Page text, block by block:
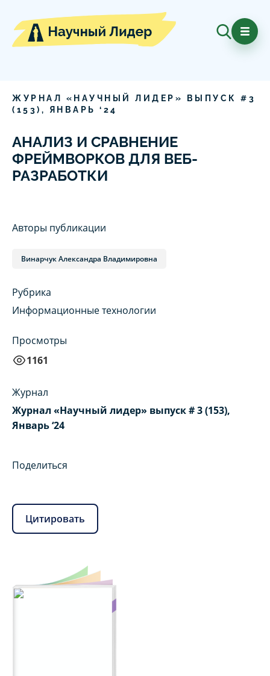
ЖУРНАЛ «НАУЧНЫЙ ЛИДЕР» ВЫПУСК # 3
( 153), ЯНВАРЬ ‘ 24
АНАЛИЗ И СРАВНЕНИЕ
ФРЕЙМВОРКОВ ДЛЯ ВЕБ-
РАЗРАБОТКИ
Авторы публикации
Винарчук Александра Владимировна
Рубрика
Информационные технологии
Просмотры
1161
Журнал
Журнал «Научный лидер» выпуск # 3 (153),
Январь ‘24
Поделиться
Цитировать